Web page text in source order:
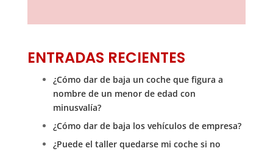
ENTRADAS RECIENTES
¿Cómo dar de baja un coche que figura a
nombre de un menor de edad con
minusvalía?
¿Cómo dar de baja los vehículos de empresa?
¿Puede el taller quedarse mi coche si no